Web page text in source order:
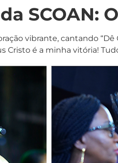
SCOAN:
vibrante, cantando “Dê
Cristo é a minha vitória!